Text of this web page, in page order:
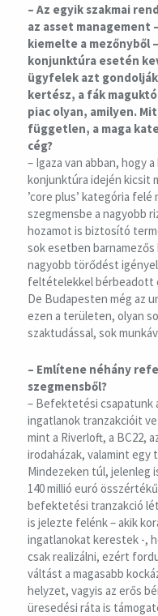
– Az egyik szakmai
az asset management
kiemelte a mezőnyből
konjunktúra esetén
ügyfelek azt
kertész, a fák
piac olyan, amilyen.
független, a maga
cég?
– Igaza van abban, hogy
konjunktúra idején kicsit
’core plus’ kategória
szegmensbe a nagyobb
hozamot is biztosító
sok esetben
nagyobb törődést
feltételekkel bérbeadott
De Budapesten még az
ezen a területen, olyan
szaktudással, sok
– Említene néhány
szegmensből?
– Befektetési csapatunk
ingatlanok tranzakcióit
mint a Riverloft, a BC22,
irodaházak, valamint egy
Mindezeken túl, jelenleg
140 millió euró
befektetési tranzakció
is jelezte felénk – akik
ingatlanokat kerestek -,
csak realizálni, ezért
váltást a magasabb
helyzet, vagyis az erős
üresedési ráta is